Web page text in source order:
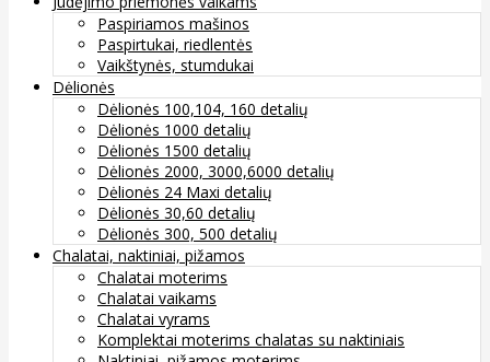
Paspiriamos mašinos
Paspirtukai, riedlentės
Vaikštynės, stumdukai
Dėlionės
Dėlionės 100,104, 160 detalių
Dėlionės 1000 detalių
Dėlionės 1500 detalių
Dėlionės 2000, 3000,6000 detalių
Dėlionės 24 Maxi detalių
Dėlionės 30,60 detalių
Dėlionės 300, 500 detalių
Chalatai, naktiniai, pižamos
Chalatai moterims
Chalatai vaikams
Chalatai vyrams
Komplektai moterims chalatas su naktiniais